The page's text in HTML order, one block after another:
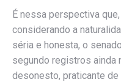
É nessa perspectiva
considerando a
séria e honesta, o
segundo registros ainda
desonesto, praticante de